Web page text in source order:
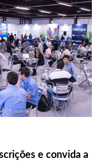
e convida a